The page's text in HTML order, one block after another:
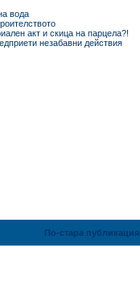
вода
акт и скица на парцела?!
незабавни действия
По-стара публикация